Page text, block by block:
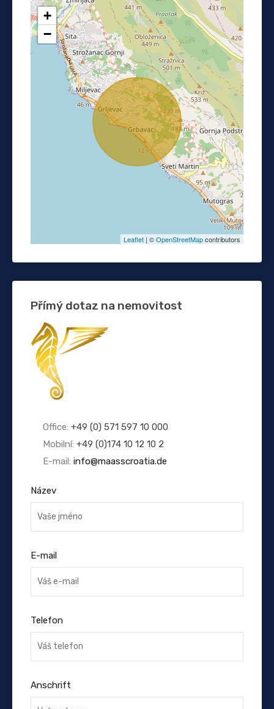
+
−
Leaflet | ©OpenStreetMapcontributors
Přímý dotaz na nemovitost
Office: +49 (0) 571 597 10 000
Mobilní: +49 (0)174 10 12 10 2
E-mail: info@maasscroatia.de
Název
E-mail
Telefon
Anschrift